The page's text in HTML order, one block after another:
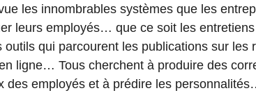
les innombrables systèmes que les
leurs employés… que ce soit les
qui parcourent les publications sur les
ligne… Tous cherchent à produire des
des employés et à prédire les